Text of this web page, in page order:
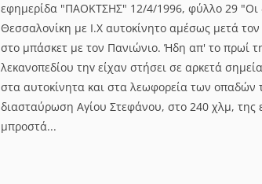
εφημερίδα "ΠΑΟΚΤΣΗΣ" 12/4/1996, φύλλο 29 "Οι
Θεσσαλονίκη με Ι.Χ αυτοκίνητο αμέσως μετά
στο μπάσκετ με τον Πανιώνιο. Ήδη απ' το πρωί
λεκανοπεδίου τηv είχαν στήσει σε αρκετά
στα αυτοκίνητα και στα λεωφορεία των
διασταύρωση Αγίου Στεφάνου, στο 240 χλμ, της
μπροστά...